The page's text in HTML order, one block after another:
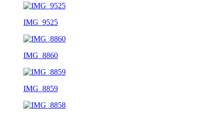
IMG_9525
IMG_8860
IMG_8859